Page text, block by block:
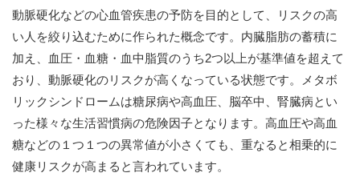
動脈硬化などの心血管疾患の予防を目的として、リスクの高
い人を絞り込むために作られた概念です。内臓脂肪の蓄積に
加え、血圧・血糖・血中脂質のうち2つ以上が基準値を超えて
おり、動脈硬化のリスクが高くなっている状態です。メタボ
リックシンドロームは糖尿病や高血圧、脳卒中、腎臓病とい
った様々な生活習慣病の危険因子となります。高血圧や高血
糖などの１つ１つの異常値が小さくても、重なると相乗的に
健康リスクが高まると言われています。